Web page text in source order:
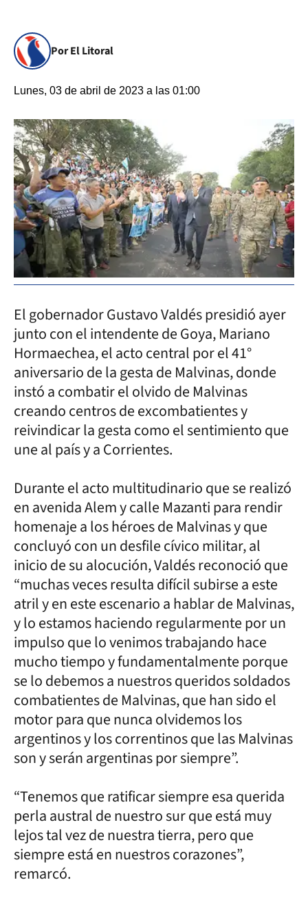
Por El Litoral
Lunes, 03 de abril de 2023 a las 01:00
El gobernador Gustavo Valdés presidió ayer
junto con el intendente de Goya, Mariano
Hormaechea, el acto central por el 41°
aniversario de la gesta de Malvinas, donde
instó a combatir el olvido de Malvinas
creando centros de excombatientes y
reivindicar la gesta como el sentimiento que
une al país y a Corrientes.
Durante el acto multitudinario que se realizó
en avenida Alem y calle Mazanti para rendir
homenaje a los héroes de Malvinas y que
concluyó con un desfile cívico militar, al
inicio de su alocución, Valdés reconoció que
“muchas veces resulta difícil subirse a este
atril y en este escenario a hablar de Malvinas,
y lo estamos haciendo regularmente por un
impulso que lo venimos trabajando hace
mucho tiempo y fundamentalmente porque
se lo debemos a nuestros queridos soldados
combatientes de Malvinas, que han sido el
motor para que nunca olvidemos los
argentinos y los correntinos que las Malvinas
son y serán argentinas por siempre”.
“Tenemos que ratificar siempre esa querida
perla austral de nuestro sur que está muy
lejos tal vez de nuestra tierra, pero que
siempre está en nuestros corazones”,
remarcó.